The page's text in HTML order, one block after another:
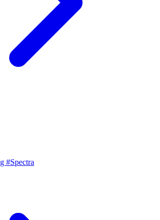
#Spectra